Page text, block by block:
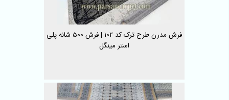
فرش مدرن طرح ترک کد 102 | فرش 500 شانه پلی
استر مینگل